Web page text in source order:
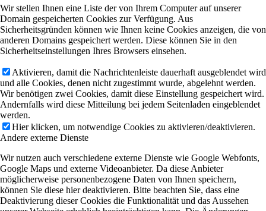
Wir stellen Ihnen eine Liste der von Ihrem Computer auf unserer
Domain gespeicherten Cookies zur Verfügung. Aus
Sicherheitsgründen können wie Ihnen keine Cookies anzeigen, die von
anderen Domains gespeichert werden. Diese können Sie in den
Sicherheitseinstellungen Ihres Browsers einsehen.
Aktivieren, damit die Nachrichtenleiste dauerhaft ausgeblendet wird
und alle Cookies, denen nicht zugestimmt wurde, abgelehnt werden.
Wir benötigen zwei Cookies, damit diese Einstellung gespeichert wird.
Andernfalls wird diese Mitteilung bei jedem Seitenladen eingeblendet
werden.
Hier klicken, um notwendige Cookies zu aktivieren/deaktivieren.
Andere externe Dienste
Wir nutzen auch verschiedene externe Dienste wie Google Webfonts,
Google Maps und externe Videoanbieter. Da diese Anbieter
möglicherweise personenbezogene Daten von Ihnen speichern,
können Sie diese hier deaktivieren. Bitte beachten Sie, dass eine
Deaktivierung dieser Cookies die Funktionalität und das Aussehen